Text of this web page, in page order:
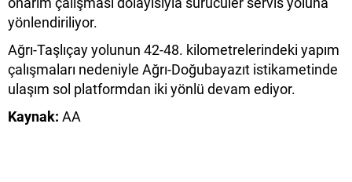
yönlendiriliyor.
Ağrı-Taşlıçay yolunun 42-48. kilometrelerindeki yapım
çalışmaları nedeniyle Ağrı-Doğubayazıt istikametinde
ulaşım sol platformdan iki yönlü devam ediyor.
Kaynak: AA